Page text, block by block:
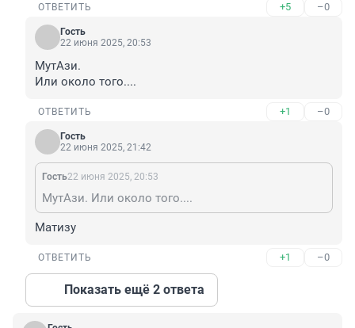
ОТВЕТИТЬ +5 –0
Гость
22 июня 2025, 20:53
МутАзи.
Или около того....
ОТВЕТИТЬ +1 –0
Гость
22 июня 2025, 21:42
Гость22 июня 2025, 20:53
МутАзи. Или около того....
Матизу
ОТВЕТИТЬ +1 –0
Показать ещё 2 ответа